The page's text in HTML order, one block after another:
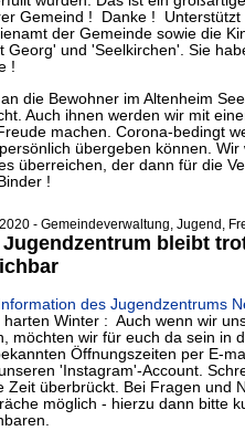
Gemeind ! Danke ! Unterstützt
der Gemeinde sowie die
Georg' und 'Seelkirchen'. Sie
!
die Bewohner im Altenheim
Auch ihnen werden wir mit
machen. Corona-bedingt
übergeben können.
überreichen, der dann für die
!
- Gemeindeverwaltung, Jugend,
Jugendzentrum bleibt
des Jugendzentrums
harten Winter : Auch wenn wir
möchten wir für euch da sein in
Öffnungszeiten per E-
'Instagram'-Account.
Zeit überbrückt. Bei Fragen und
möglich - hierzu dann bitte